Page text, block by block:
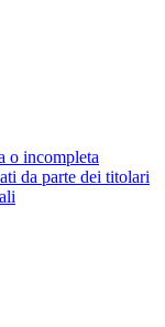
o incompleta
da parte dei titolari